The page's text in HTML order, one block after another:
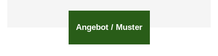
Angebot / Muster